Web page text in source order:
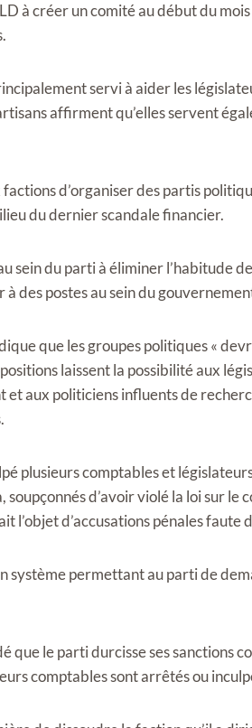
à créer un comité au début du
servi à aider les
affirment qu’elles servent
d’organiser des partis
du dernier scandale financier.
sein du parti à éliminer l’habitude
des postes au sein du
que les groupes politiques «
laissent la possibilité aux
aux politiciens influents de
plusieurs comptables et
d’avoir violé la loi sur le
l’objet d’accusations pénales faute
système permettant au parti de
que le parti durcisse ses sanctions
comptables sont arrêtés ou